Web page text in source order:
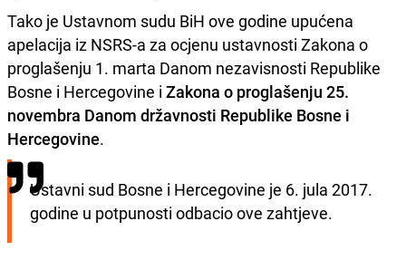
Tako je Ustavnom sudu BiH ove godine upućena
apelacija iz NSRS-a za ocjenu ustavnosti Zakona o
proglašenju 1. marta Danom nezavisnosti Republike
Bosne i Hercegovine i Zakona o proglašenju 25.
novembra Danom državnosti Republike Bosne i
Hercegovine.
Ustavni sud Bosne i Hercegovine je 6. jula 2017.
godine u potpunosti odbacio ove zahtjeve.